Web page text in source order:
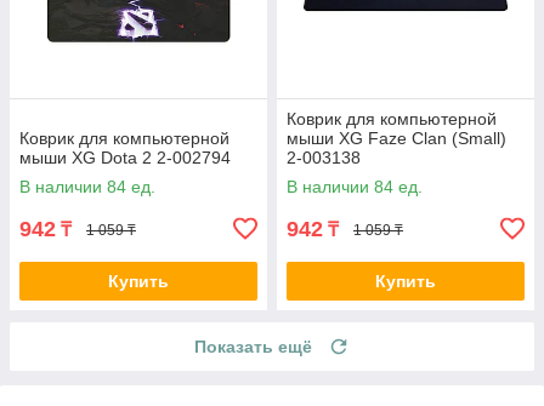
Коврик для компьютерной
мыши XG Dota 2 2-002794
В наличии 84 ед.
942 ₸ 1 059 ₸
Купить
Коврик для компьютерной
мыши XG Faze Clan (Small)
2-003138
В наличии 84 ед.
942 ₸ 1 059 ₸
Купить
Показать ещё